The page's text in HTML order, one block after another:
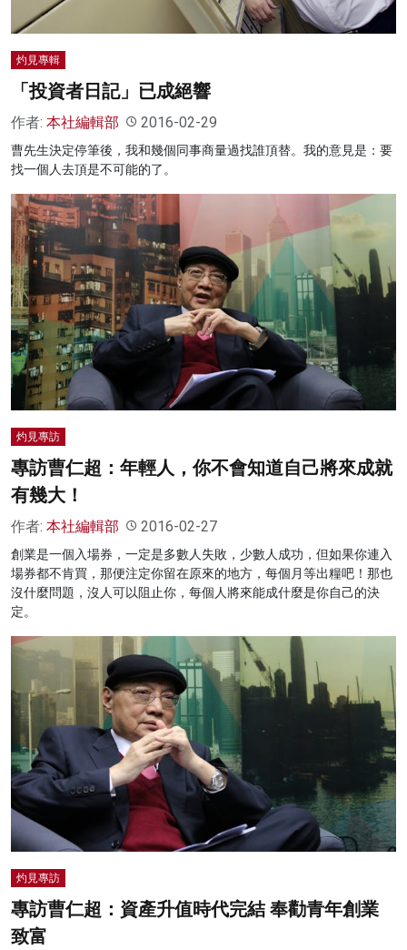
灼見專輯
「投資者日記」已成絕響
作者: 本社編輯部 2016-02-29
曹先生決定停筆後，我和幾個同事商量過找誰頂替。我的意見是：要
找一個人去頂是不可能的了。
灼見專訪
專訪曹仁超：年輕人，你不會知道自己將來成就
有幾大！
作者: 本社編輯部 2016-02-27
創業是一個入場券，一定是多數人失敗，少數人成功，但如果你連入
場券都不肯買，那便注定你留在原來的地方，每個月等出糧吧！那也
沒什麼問題，沒人可以阻止你，每個人將來能成什麼是你自己的決
定。
灼見專訪
專訪曹仁超：資產升值時代完結 奉勸青年創業
致富